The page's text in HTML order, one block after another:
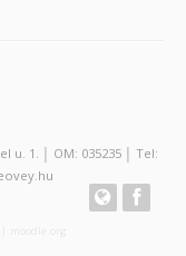
u. 1. │ OM: 035235 │ Tel: